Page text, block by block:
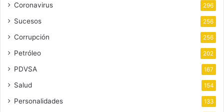
Coronavirus 296
Sucesos 256
Corrupción 256
Petróleo 202
PDVSA 167
Salud 154
Personalidades 133